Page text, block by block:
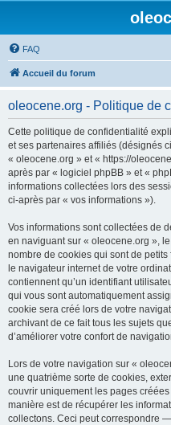
FAQ
Accueil du forum
oleocene.org - Politique de
Cette politique de confidentialité
et ses partenaires affiliés (désignés
« oleocene.org » et « https://
après par « logiciel phpBB » et «
informations collectées lors des
ci-après par « vos informations »).
Vos informations sont collectées de
en naviguant sur « oleocene.org »,
nombre de cookies qui sont de
le navigateur internet de votre
contiennent qu’un identifiant
qui vous sont automatiquement
cookie sera créé lors de votre
archivant de ce fait tous les sujets
d’améliorer votre confort de
Lors de votre navigation sur «
une quatrième sorte de cookies,
couvrir uniquement les pages
manière est de récupérer les
collectons. Ceci peut correspondre